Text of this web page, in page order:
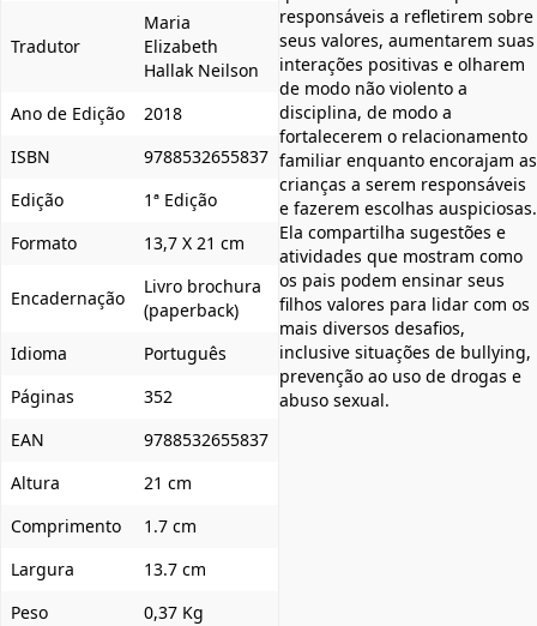
Tradutor
Maria
Elizabeth
Hallak Neilson
Ano de Edição
2018
ISBN
9788532655837
Edição
1ª Edição
Formato
13,7 X 21 cm
Encadernação
Livro brochura
(paperback)
Idioma
Português
Páginas
352
EAN
9788532655837
Altura
21 cm
Comprimento
1.7 cm
Largura
13.7 cm
Peso
0,37 Kg
responsáveis a refletirem sobre
seus valores, aumentarem suas
interações positivas e olharem
de modo não violento a
disciplina, de modo a
fortalecerem o relacionamento
familiar enquanto encorajam as
crianças a serem responsáveis
e fazerem escolhas auspiciosas.
Ela compartilha sugestões e
atividades que mostram como
os pais podem ensinar seus
filhos valores para lidar com os
mais diversos desafios,
inclusive situações de bullying,
prevenção ao uso de drogas e
abuso sexual.